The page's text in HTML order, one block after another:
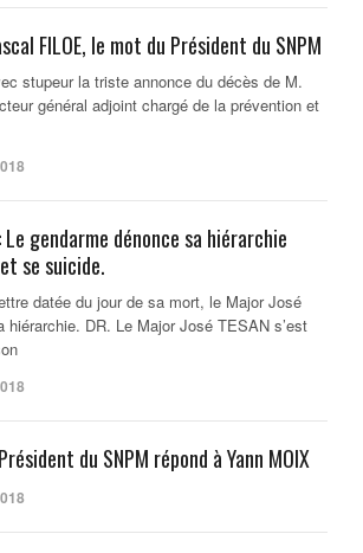
FILOE, le mot du Président du SNPM
stupeur la triste annonce du décès de M.
général adjoint chargé de la prévention et
gendarme dénonce sa hiérarchie
se suicide.
datée du jour de sa mort, le Major José
hiérarchie. DR. Le Major José TESAN s’est
Président du SNPM répond à Yann MOIX